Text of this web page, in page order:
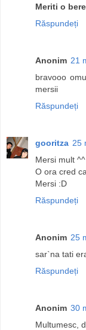
Meriti o
Răspundeți
Anonim 21
bravooo
mersii
Răspundeți
gooritza 25
Mersi mult ^^
O ora cred
Mersi :D
Răspundeți
Anonim 25
sar`na tati
Răspundeți
Anonim 30
Multumesc,